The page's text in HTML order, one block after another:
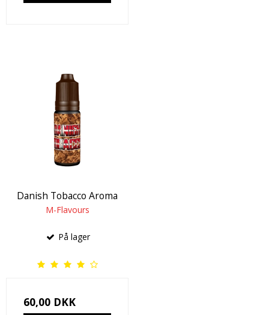
Danish Tobacco Aroma
M-Flavours
På lager
60,00 DKK